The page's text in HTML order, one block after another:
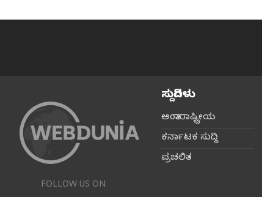
FOLLOW US ON
ಸುದ್ದಿಗಳು
ಅಂತಾರಾಷ್ಟ್ರೀಯ
ಕರ್ನಾಟಕ ಸುದ್ದಿ
ಪ್ರಚಲಿತ